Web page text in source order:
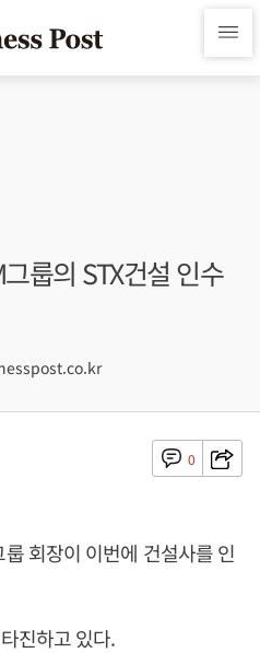
룹의 STX건설 인수
0
회장이 이번에 건설사를 인
진하고 있다.